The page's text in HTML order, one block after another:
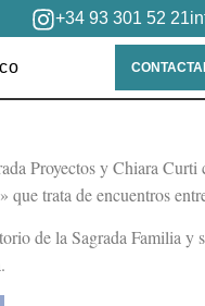
+34 93 301 52 21
Proyectos y Chiara Curti
trata de encuentros
de la Sagrada Familia y